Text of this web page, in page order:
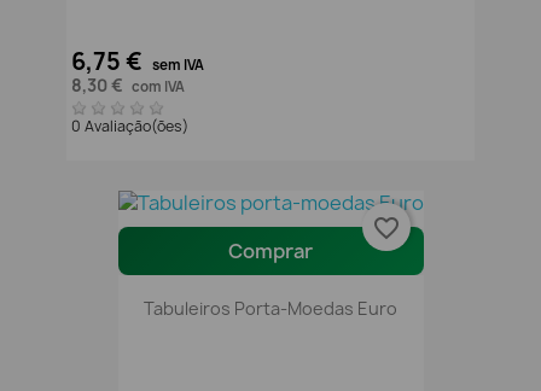
6,75 € sem IVA
8,30 € com IVA
0 Avaliação(ões)
Comprar
Tabuleiros Porta-Moedas Euro
favorite_border